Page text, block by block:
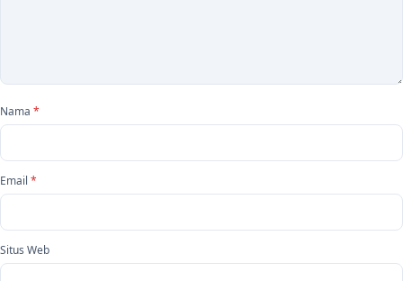
Nama *
Email *
Situs Web